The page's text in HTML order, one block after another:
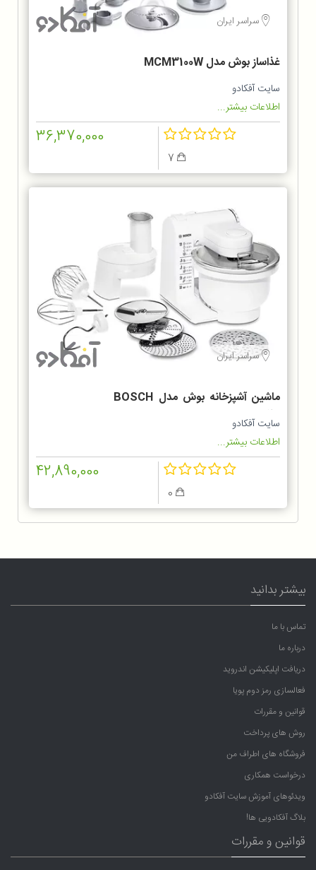
سراسر ایران
غذاساز بوش مدل MCM3100W
سایت آفکادو
اطلاعات بیشتر...
36,370,000
سراسر ایران
ماشین آشپزخانه بوش مدل BOSCH
MUM4427
سایت آفکادو
اطلاعات بیشتر...
42,890,000
بیشتر بدانید
تماس با ما
درباره ما
دریافت اپلیکیشن اندروید
فعالسازی رمز دوم پویا
قوانین و مقررات
روش های پرداخت
فروشگاه های اطراف من
درخواست همکاری
ویدئوهای آموزش سایت آفکادو
بلاگ آفکادویی ها!
قوانین و مقررات